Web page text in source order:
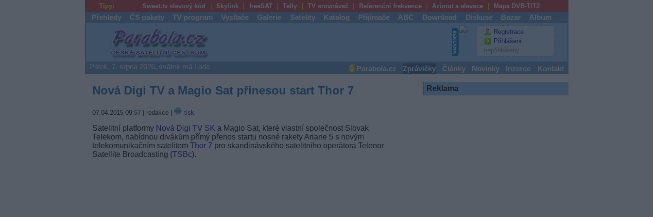
Tipy: Sweet.tv slevový kód Skylink freeSAT Telly TV srovnávač Referenční frekvence Azimut a elevace Mapa DVB-T/T2
Přehledy ČS pakety TV program Vysílače Galerie Satelity Katalog Přijímače ABC Download Diskuse Bazar Album
Parabola.cz
Registrace
Přihlášení
nepřihlášený
Pátek, 7. srpna 2026, svátek má Lada Parabola.cz Zprávičky Články Novinky Inzerce Kontakt
Nová Digi TV a Magio Sat přinesou start Thor 7
07.04.2015 09:57| redakce | tisk
Satelitní platformy Nová Digi TV SK a Magio Sat, které vlastní společnost Slovak
Telekom, nabídnou divákům přímý přenos startu nosné rakety Ariane 5 s novým
telekomunikačním satelitem Thor 7 pro skandinávského satelitního operátora Telenor
Satellite Broadcasting (TSBc).
Reklama